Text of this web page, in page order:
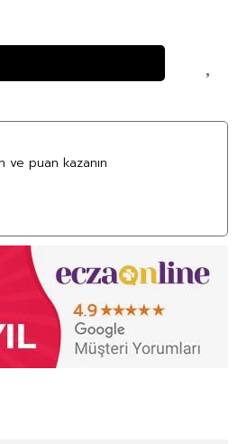
ve puan kazanın